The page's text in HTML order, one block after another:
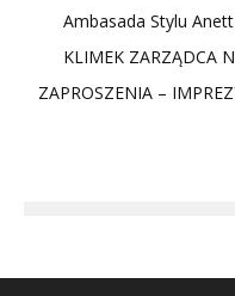
Ambasada Stylu
KLIMEK ZARZĄDCA
ZAPROSZENIA –